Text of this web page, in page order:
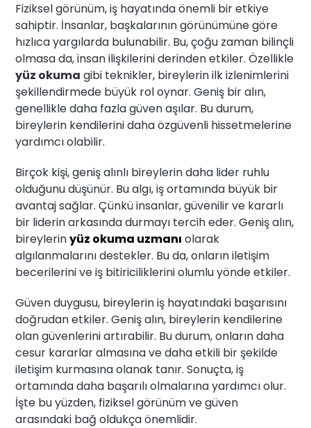
Fiziksel görünüm, iş hayatında önemli bir etkiye
sahiptir. İnsanlar, başkalarının görünümüne göre
hızlıca yargılarda bulunabilir. Bu, çoğu zaman bilinçli
olmasa da, insan ilişkilerini derinden etkiler. Özellikle
yüz okuma gibi teknikler, bireylerin ilk izlenimlerini
şekillendirmede büyük rol oynar. Geniş bir alın,
genellikle daha fazla güven aşılar. Bu durum,
bireylerin kendilerini daha özgüvenli hissetmelerine
yardımcı olabilir.
Birçok kişi, geniş alınlı bireylerin daha lider ruhlu
olduğunu düşünür. Bu algı, iş ortamında büyük bir
avantaj sağlar. Çünkü insanlar, güvenilir ve kararlı
bir liderin arkasında durmayı tercih eder. Geniş alın,
bireylerinyüz okuma uzmanı olarak
algılanmalarını destekler. Bu da, onların iletişim
becerilerini ve iş bitiriciliklerini olumlu yönde etkiler.
Güven duygusu, bireylerin iş hayatındaki başarısını
doğrudan etkiler. Geniş alın, bireylerin kendilerine
olan güvenlerini artırabilir. Bu durum, onların daha
cesur kararlar almasına ve daha etkili bir şekilde
iletişim kurmasına olanak tanır. Sonuçta, iş
ortamında daha başarılı olmalarına yardımcı olur.
İşte bu yüzden, fiziksel görünüm ve güven
arasındaki bağ oldukça önemlidir.